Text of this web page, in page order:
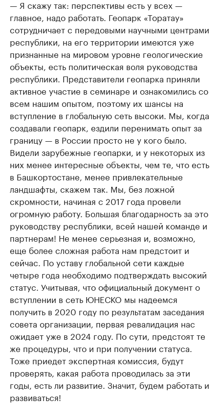
— Я скажу так: перспективы есть у всех —
главное, надо работать. Геопарк «Торатау»
сотрудничает с передовыми научными центрами
республики, на его территории имеются уже
признанные на мировом уровне геологические
объекты, есть политическая воля руководства
республики. Представители геопарка приняли
активное участие в семинаре и ознакомились со
всем нашим опытом, поэтому их шансы на
вступление в глобальную сеть высоки. Мы, когда
создавали геопарк, ездили перенимать опыт за
границу — в России просто не у кого было.
Видели зарубежные геопарки, и у некоторых из
них менее интересные объекты, чем те, что есть
в Башкортостане, менее привлекательные
ландшафты, скажем так. Мы, без ложной
скромности, начиная с 2017 года провели
огромную работу. Большая благодарность за это
руководству республики, всей нашей команде и
партнерам! Не менее серьезная и, возможно,
еще более сложная работа нам предстоит и
сейчас. По уставу глобальной сети каждые
четыре года необходимо подтверждать высокий
статус. Учитывая, что официальный документ о
вступлении в сеть ЮНЕСКО мы надеемся
получить в 2020 году по результатам заседания
совета организации, первая ревалидация нас
ожидает уже в 2024 году. По сути, предстоят те
же процедуры, что и при получении статуса.
Тоже приедет экспертная комиссия, будут
проверять, какая работа проводилась за эти
годы, есть ли развитие. Значит, будем работать и
развиваться!